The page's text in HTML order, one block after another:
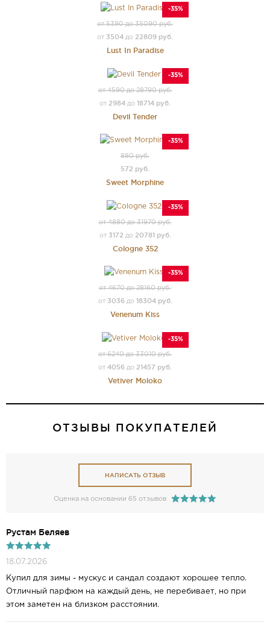
-35%
от 5390 до 35090 руб.
от 3504 до 22809 руб.
Lust In Paradise
-35%
от 4590 до 28790 руб.
от 2984 до 18714 руб.
Devil Tender
-35%
880 руб.
572 руб.
Sweet Morphine
-35%
от 4880 до 31970 руб.
от 3172 до 20781 руб.
Cologne 352
-35%
от 4670 до 28160 руб.
от 3036до 18304 руб.
Venenum Kiss
-35%
от 6240 до 33010 руб.
от 4056 до 21457 руб.
Vetiver Moloko
ОТЗЫВЫ ПОКУПАТЕЛЕЙ
НАПИСАТЬ ОТЗЫВ
Оценка на основании 65 отзывов
Рустам Беляев
18.07.2026
Купил для зимы - мускус и сандал создают хорошее тепло.
Отличный парфюм на каждый день, не перебивает, но при
этом заметен на близком расстоянии.